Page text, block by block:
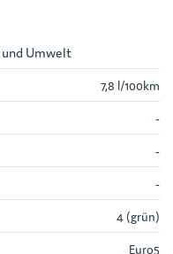
Umwelt
7,8 l/100km
-
-
-
4 (grün)
Euro5